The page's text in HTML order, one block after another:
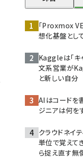
「Proxmox
想化基盤とし
Kaggleは「キ
文系営業が
と新しい自分
AIはコードを
ジニアは何を
クラウドネイ
単位で覚えて
ら捉え直す無